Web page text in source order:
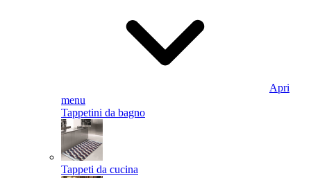
Apri
menu
Tappetini da bagno
Tappeti da cucina